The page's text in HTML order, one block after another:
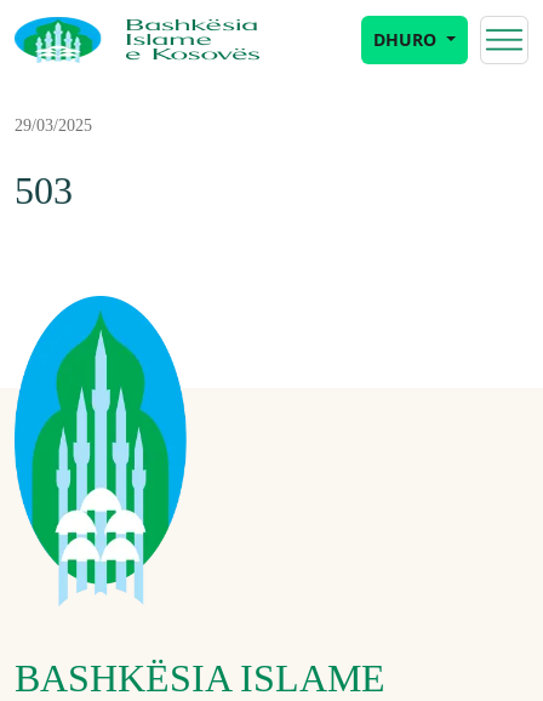
DHURO
29/03/2025
503
BASHKËSIA ISLAME